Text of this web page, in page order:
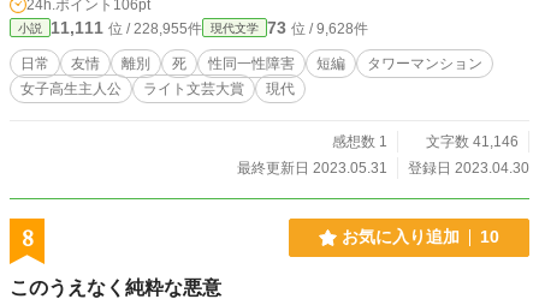
らいなくなった。 そして、ショウコも引っ越すことを親から
告げられて……。 大人になる前の少女の気持ちを書いた作品
です。 6/1 現代文学ジャンル１位ありがとうございました<
(_ _)>
24h.ポイント 106pt
小説 11,111 位 / 228,955件 現代文学 73 位 / 9,628件
日常 友情 離別 死 性同一性障害 短編
タワーマンション
女子高生主人公
ライト文芸大賞 現代
感想数 1
文字数 41,146
最終更新日 2023.05.31
登録日 2023.04.30
8 お気に入り追加 10
このうえなく純粋な悪意